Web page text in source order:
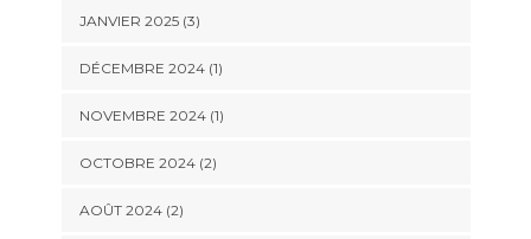
JANVIER 2025(3)
DÉCEMBRE 2024(1)
NOVEMBRE 2024(1)
OCTOBRE 2024(2)
AOÛT 2024(2)